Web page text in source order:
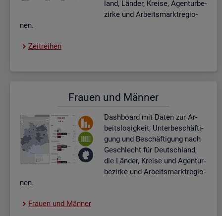
land, Län­der, Krei­se, Agen­tur­be­
zir­ke und Ar­beits­markt­re­gio­
nen.
Zeit­rei­hen
Frau­en und Män­ner
Dash­board mit Daten zur Ar­
beits­lo­sig­keit, Un­ter­be­schäf­ti­
gung und Be­schäf­ti­gung nach
Ge­schlecht für Deutsch­land,
die Län­der, Krei­se und Agen­tur­
be­zir­ke und Ar­beits­markt­re­gio­
nen.
Frau­en und Män­ner